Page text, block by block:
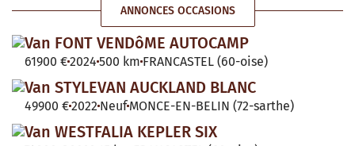
ANNONCES OCCASIONS
Van FONT VENDôME AUTOCAMP
61900 €2024 500 km FRANCASTEL (60-oise)
Van STYLEVAN AUCKLAND BLANC
49900 €2022 Neuf MONCE-EN-BELIN (72-sarthe)
Van WESTFALIA KEPLER SIX